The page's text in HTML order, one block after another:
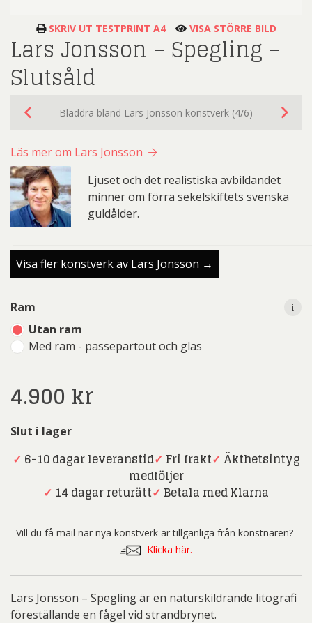
SKRIV UT TESTPRINT A4 VISA STÖRRE BILD
Lars Jonsson – Spegling –
Slutsåld
Bläddra bland Lars Jonsson konstverk (4/6)
Läs mer om Lars Jonsson
Ljuset och det realistiska avbildandet
minner om förra sekelskiftets svenska
guldålder.
Visa fler konstverk av Lars Jonsson →
Ram
Utan ram
Med ram - passepartout och glas
i
4.900 kr
Slut i lager
✓ 6-10 dagar leveranstid✓ Fri frakt✓ Äkthetsintyg
medföljer
✓ 14 dagar returätt✓ Betala med Klarna
Vill du få mail när nya konstverk är tillgänliga från konstnären?
Klicka här.
Lars Jonsson – Spegling är en naturskildrande litografi
föreställande en fågel vid strandbrynet.